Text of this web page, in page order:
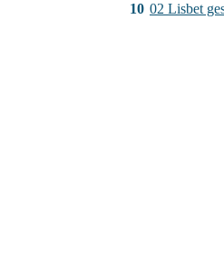
10 02 Lisbet